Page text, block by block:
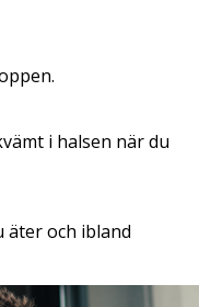
i halsen när du
äter och ibland